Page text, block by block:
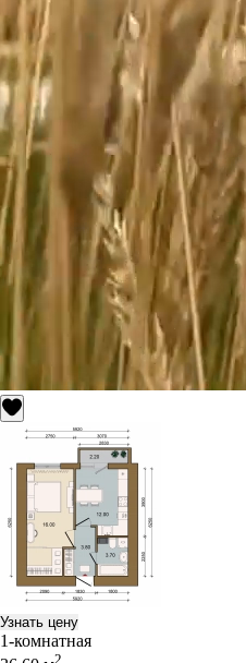
Узнать цену
1-комнатная
2